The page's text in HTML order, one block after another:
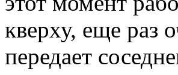
кверху, еще раз
передает